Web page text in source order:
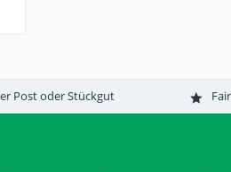
Post oder Stückgut